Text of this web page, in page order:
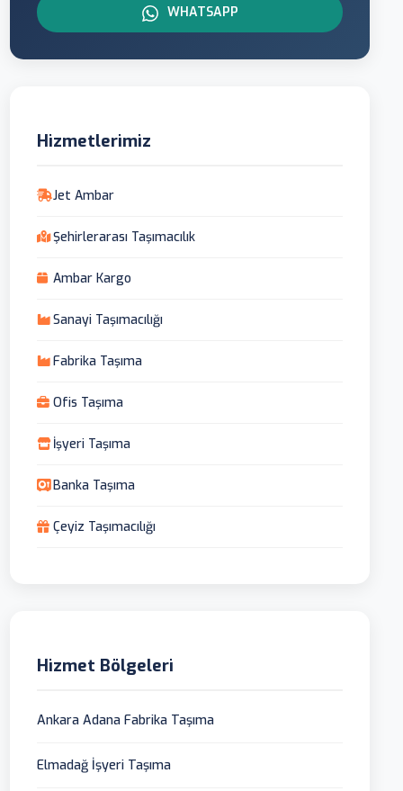
WHATSAPP
Hizmetlerimiz
Jet Ambar
Şehirlerarası Taşımacılık
Ambar Kargo
Sanayi Taşımacılığı
Fabrika Taşıma
Ofis Taşıma
İşyeri Taşıma
Banka Taşıma
Çeyiz Taşımacılığı
Hizmet Bölgeleri
Ankara Adana Fabrika Taşıma
Elmadağ İşyeri Taşıma